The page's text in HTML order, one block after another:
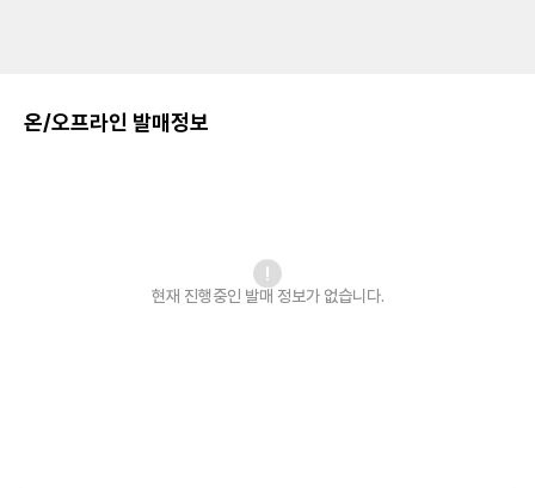
온/오프라인 발매정보
현재 진행중인 발매 정보가 없습니다.